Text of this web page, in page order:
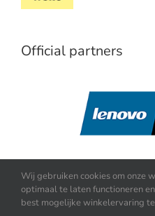
Official partners
Wij gebruiken cookies om onze
optimaal te laten functioneren
best mogelijke winkelervaring